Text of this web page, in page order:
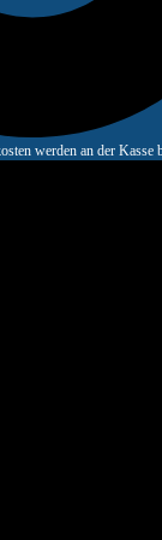
werden an der Kasse